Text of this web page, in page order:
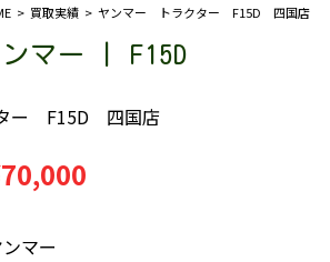
買取実績 ヤンマー トラクター F15D 四国店
マー | F15D
ー F15D 四国店
マー